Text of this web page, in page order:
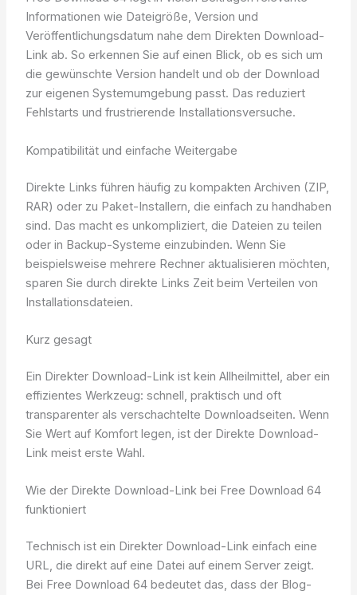
Informationen wie Dateigröße, Version und
Veröffentlichungsdatum nahe dem Direkten Download-
Link ab. So erkennen Sie auf einen Blick, ob es sich um
die gewünschte Version handelt und ob der Download
zur eigenen Systemumgebung passt. Das reduziert
Fehlstarts und frustrierende Installationsversuche.
Kompatibilität und einfache Weitergabe
Direkte Links führen häufig zu kompakten Archiven (ZIP,
RAR) oder zu Paket-Installern, die einfach zu handhaben
sind. Das macht es unkompliziert, die Dateien zu teilen
oder in Backup-Systeme einzubinden. Wenn Sie
beispielsweise mehrere Rechner aktualisieren möchten,
sparen Sie durch direkte Links Zeit beim Verteilen von
Installationsdateien.
Kurz gesagt
Ein Direkter Download-Link ist kein Allheilmittel, aber ein
effizientes Werkzeug: schnell, praktisch und oft
transparenter als verschachtelte Downloadseiten. Wenn
Sie Wert auf Komfort legen, ist der Direkte Download-
Link meist erste Wahl.
Wie der Direkte Download-Link bei Free Download 64
funktioniert
Technisch ist ein Direkter Download-Link einfach eine
URL, die direkt auf eine Datei auf einem Server zeigt.
Bei Free Download 64 bedeutet das, dass der Blog-